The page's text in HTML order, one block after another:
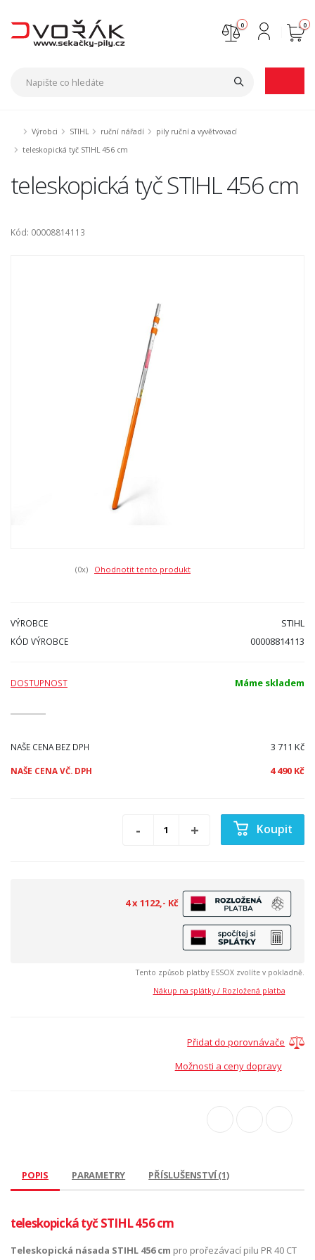
0
0
Výrobci STIHL ruční nářadí
pily ruční a vyvětvovací
teleskopická tyč STIHL 456 cm
teleskopická tyč STIHL 456 cm
Kód: 00008814113
(0x) Ohodnotit tento produkt
VÝROBCE STIHL
KÓD VÝROBCE 00008814113
DOSTUPNOST Máme skladem
NAŠE CENA BEZ DPH 3 711 Kč
NAŠE CENA VČ. DPH 4 490 Kč
Koupit
4 x 1122,- Kč
Tento způsob platby ESSOX zvolíte v pokladně.
Nákup na splátky / Rozložená platba
Přidat do porovnávače
Možnosti a ceny dopravy
POPIS PARAMETRY PŘÍSLUŠENSTVÍ (1)
teleskopická tyč STIHL 456 cm
Teleskopická násada STIHL 456 cm pro prořezávací pilu PR 40 CT